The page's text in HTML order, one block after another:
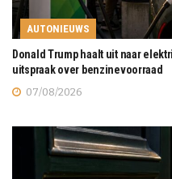
AUTONIEUWS
Donald Trump haalt uit naar
uitspraak over benzinevoorraad
07/08/2026